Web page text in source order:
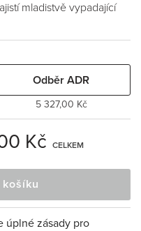
mladistvě vypadající
Odběr ADR
5 327,00 Kč
Kč CELKEM
úplné zásady pro